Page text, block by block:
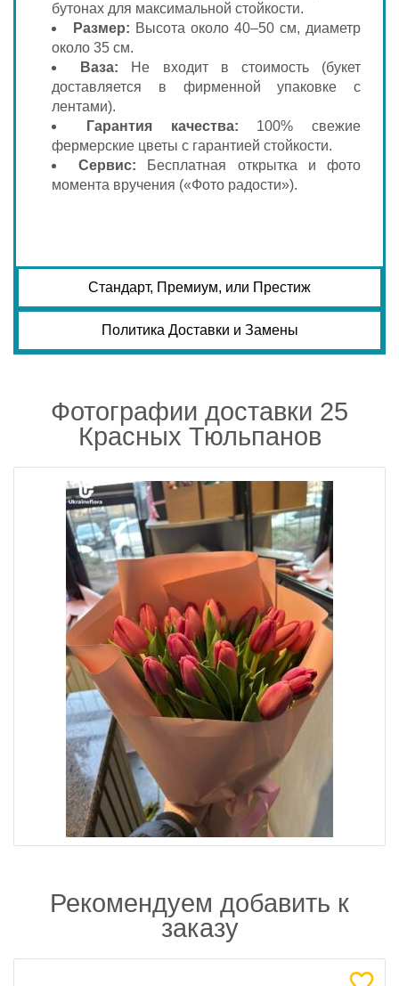
бутонах для максимальной стойкости.
Размер: Высота около 40–50 см, диаметр
около 35 см.
Ваза: Не входит в стоимость (букет
доставляется в фирменной упаковке с
лентами).
Гарантия качества: 100% свежие
фермерские цветы с гарантией стойкости.
Сервис: Бесплатная открытка и фото
момента вручения («Фото радости»).
Стандарт, Премиум, или Престиж
Политика Доставки и Замены
Фотографии доставки 25
Красных Тюльпанов
Рекомендуем добавить к
заказу